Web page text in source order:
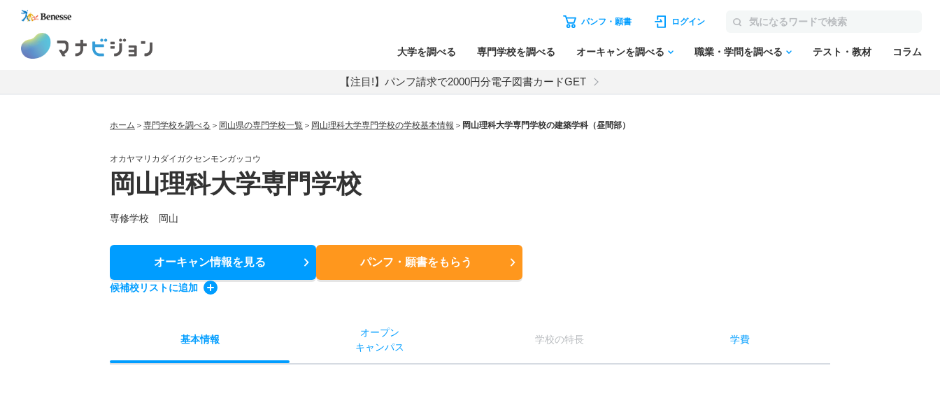
パンフ・願書 ログイン
大学を調べる 専門学校を調べる オーキャンを調べる 職業・学問を調べる テスト・教材 コラム
【注目!】パンフ請求で2000円分電子図書カードGET
ホーム 専門学校を調べる 岡山県の専門学校一覧 岡山理科大学専門学校の学校基本情報 岡山理科大学専門学校の建築学科（昼間部）
オカヤマリカダイガクセンモンガッコウ
岡山理科大学専門学校
専修学校 岡山
オーキャン情報を見る パンフ・願書をもらう
候補校リストに追加
基本情報
オープン
キャンパス
学校の特長 学費